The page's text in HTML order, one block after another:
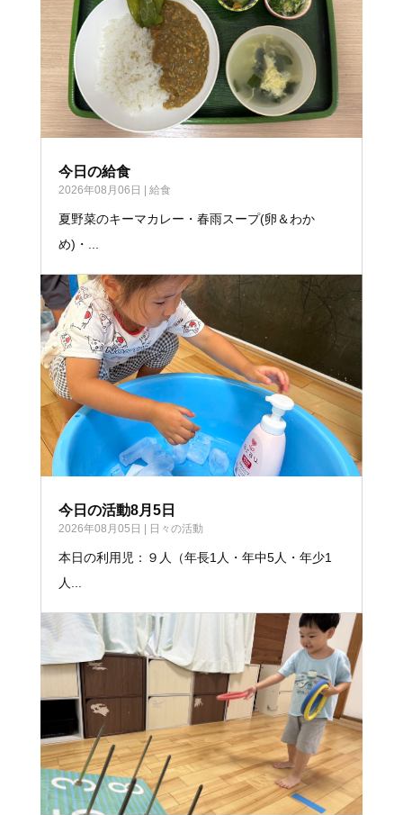
今日の給食
2026年08月06日 給食
夏野菜のキーマカレー・春雨スープ(卵＆わか
め)・...
今日の活動8月5日
2026年08月05日 日々の活動
本日の利用児：９人（年長1人・年中5人・年少1
人...